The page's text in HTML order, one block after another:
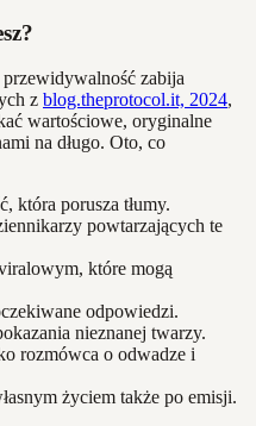
zabija
z blog.theprotocol.it, 2024,
wartościowe, oryginalne
na długo. Oto, co
która porusza tłumy.
powtarzających te
które mogą
odpowiedzi.
nieznanej twarzy.
rozmówca o odwadze i
życiem także po emisji.